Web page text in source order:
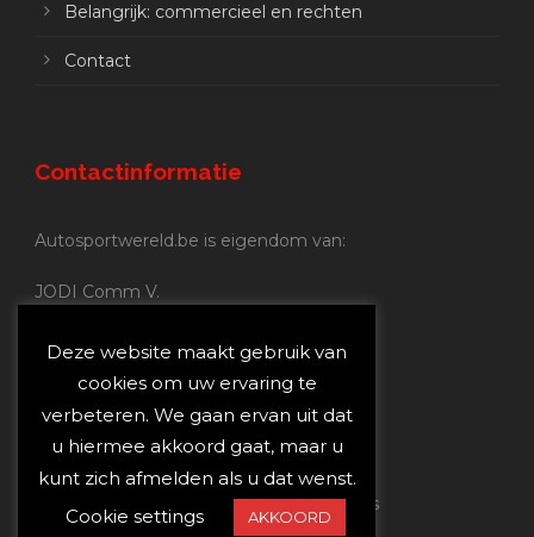
Belangrijk: commercieel en rechten
Contact
Contactinformatie
Autosportwereld.be is eigendom van:
JODI Comm V.
Nijverheidsstraat 70
2160 Wommelgem
Autosportwereld.be:
Redactie:joost@autosportwereld.be
Verantwoordelijke uitgever: Joost Custers
Deze website maakt gebruik van
cookies om uw ervaring te
verbeteren. We gaan ervan uit dat
u hiermee akkoord gaat, maar u
kunt zich afmelden als u dat wenst.
Cookie settings
AKKOORD